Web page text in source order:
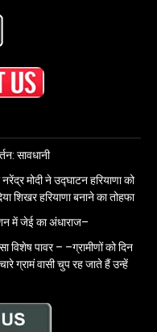
सावधानी
मोदी ने उद्घाटन हरियाणा को
शिखर हरियाणा बनाने का तोहफा
में जेई का अंधाराज–
पावर – –ग्रामीणों को दिन
ग्रामं वासी चुप रह जाते हैं उन्हें